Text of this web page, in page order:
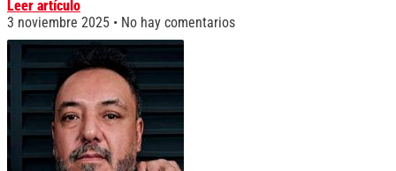
Leer artículo
3 noviembre 2025
No hay comentarios